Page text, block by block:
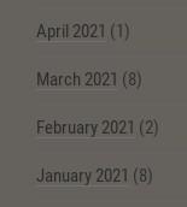
April 2021 (1)
March 2021 (8)
February 2021 (2)
January 2021 (8)